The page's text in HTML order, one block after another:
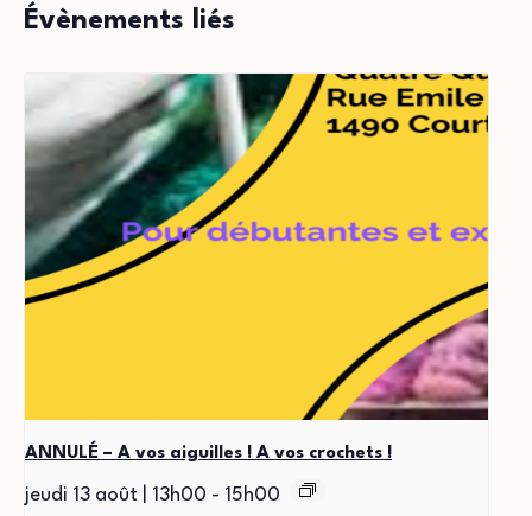
Évènements liés
ANNULÉ – A vos aiguilles ! A vos crochets !
jeudi 13 août | 13h00 - 15h00